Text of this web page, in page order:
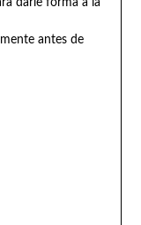
darle forma a la
antes de